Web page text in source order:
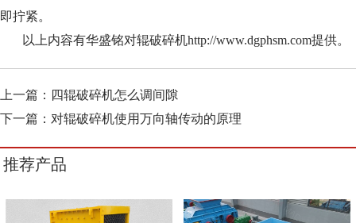
即拧紧。
以上内容有华盛铭对辊破碎机http://www.dgphsm.com提供。
上一篇： 四辊破碎机怎么调间隙
下一篇： 对辊破碎机使用万向轴传动的原理
推荐产品